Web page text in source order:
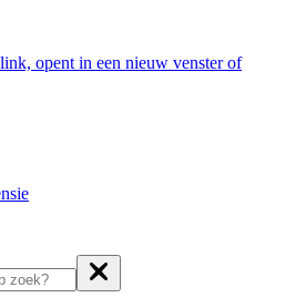
opent in een nieuw venster of